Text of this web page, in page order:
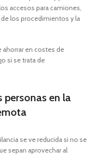
accesos para camiones,
los procedimientos y la
en costes de
si se trata de
personas en la
se ve reducida si no se
sepan aprovechar al